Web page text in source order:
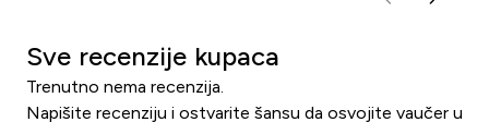
Sve recenzije kupaca
Trenutno nema recenzija.
Napišite recenziju i ostvarite šansu da osvojite vaučer u